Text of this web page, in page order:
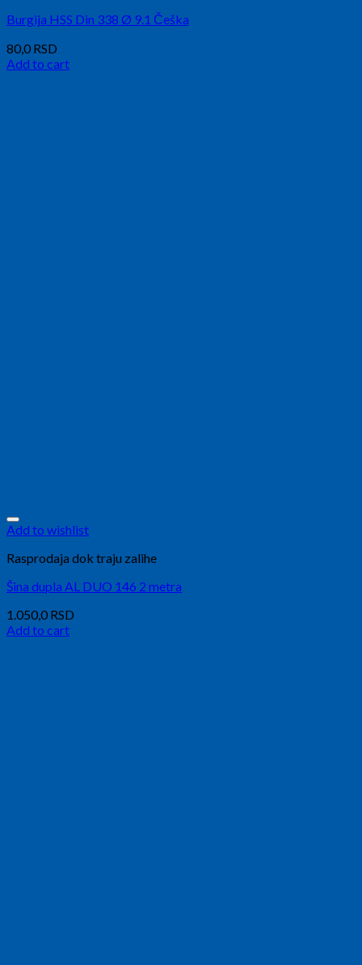
Burgija HSS Din 338 Ø 9.1 Češka
80,0 RSD
Add to cart
Add to wishlist
Rasprodaja dok traju zalihe
Šina dupla AL DUO 146 2 metra
1.050,0 RSD
Add to cart